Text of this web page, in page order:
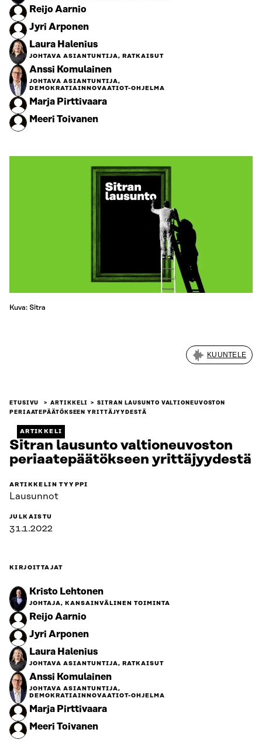
Reijo Aarnio
Jyri Arponen
Laura Halenius
JOHTAVA ASIANTUNTIJA, RATKAISUT
Anssi Komulainen
JOHTAVA ASIANTUNTIJA,
DEMOKRATIAINNOVAATIOT-OHJELMA
Marja Pirttivaara
Meeri Toivanen
Kuva: Sitra
KUUNTELE
ETUSIVU ARTIKKELI
SITRAN LAUSUNTO VALTIONEUVOSTON
PERIAATEPÄÄTÖKSEEN YRITTÄJYYDESTÄ
ARTIKKELI
Sitran lausunto valtioneuvoston
periaatepäätökseen yrittäjyydestä
ARTIKKELIN TYYPPI
Lausunnot
JULKAISTU
31.1.2022
KIRJOITTAJAT
Kristo Lehtonen
JOHTAJA, KANSAINVÄLINEN TOIMINTA
Reijo Aarnio
Jyri Arponen
Laura Halenius
JOHTAVA ASIANTUNTIJA, RATKAISUT
Anssi Komulainen
JOHTAVA ASIANTUNTIJA,
DEMOKRATIAINNOVAATIOT-OHJELMA
Marja Pirttivaara
Meeri Toivanen